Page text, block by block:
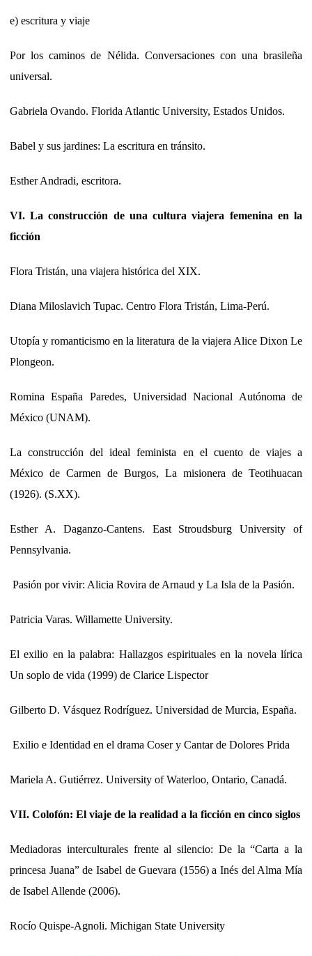
e) escritura y viaje
Por los caminos de Nélida. Conversaciones con una brasileña
universal.
Gabriela Ovando. Florida Atlantic University, Estados Unidos.
Babel y sus jardines: La escritura en tránsito.
Esther Andradi, escritora.
VI. La construcción de una cultura viajera femenina en la
ficción
Flora Tristán, una viajera histórica del XIX.
Diana Miloslavich Tupac. Centro Flora Tristán, Lima-Perú.
Utopía y romanticismo en la literatura de la viajera Alice Dixon Le
Plongeon.
Romina España Paredes, Universidad Nacional Autónoma de
México (UNAM).
La construcción del ideal feminista en el cuento de viajes a
México de Carmen de Burgos, La misionera de Teotihuacan
(1926). (S.XX).
Esther A. Daganzo-Cantens. East Stroudsburg University of
Pennsylvania.
Pasión por vivir: Alicia Rovira de Arnaud y La Isla de la Pasión.
Patricia Varas. Willamette University.
El exilio en la palabra: Hallazgos espirituales en la novela lírica
Un soplo de vida (1999) de Clarice Lispector
Gilberto D. Vásquez Rodríguez. Universidad de Murcia, España.
Exilio e Identidad en el drama Coser y Cantar de Dolores Prida
Mariela A. Gutiérrez. University of Waterloo, Ontario, Canadá.
VII. Colofón: El viaje de la realidad a la ficción en cinco siglos
Mediadoras interculturales frente al silencio: De la “Carta a la
princesa Juana” de Isabel de Guevara (1556) a Inés del Alma Mía
de Isabel Allende (2006).
Rocío Quispe-Agnoli. Michigan State University